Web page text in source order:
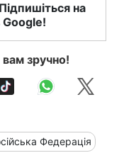
на
Google!
зручно!
Федерація